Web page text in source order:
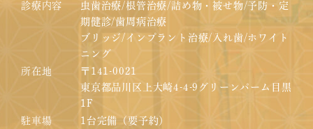
診療内容
虫歯治療/根管治療/詰め物・被せ物/予防・定
期健診/歯周病治療
ブリッジ/インプラント治療/入れ歯/ホワイト
ニング
所在地
〒141-0021
東京都品川区上大崎4-4-9グリーンパーム目黒
1F
駐車場
1台完備（要予約）